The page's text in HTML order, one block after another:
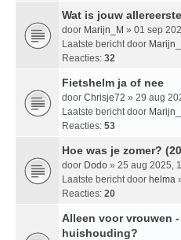
Wat is jouw
door Marijn_M » 01 sep
Laatste bericht door
Reacties: 32
Fietshelm ja of nee
door Chrisje72 » 29 aug
Laatste bericht door
Reacties: 53
Hoe was je zomer?
door Dodo » 25 aug 2025,
Laatste bericht door helma
Reacties: 20
Alleen voor vrouwen
huishouding?